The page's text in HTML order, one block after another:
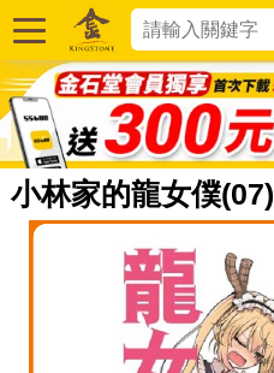
小林家的龍女僕(07)